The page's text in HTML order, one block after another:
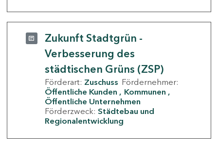
Zukunft Stadtgrün -
Verbesserung des
städtischen Grüns (ZSP)
Förderart: Zuschuss Fördernehmer:
Öffentliche Kunden
Kommunen
Öffentliche Unternehmen
Förderzweck: Städtebau und
Regionalentwicklung